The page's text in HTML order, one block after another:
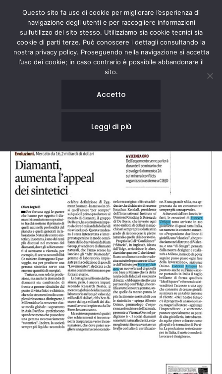
IL SOLE 24 ORE
Questo sito fa uso di cookie per migliorare l’esperienza di
navigazione degli utenti e per raccogliere informazioni
sull’utilizzo del sito stesso. Utilizziamo sia cookie tecnici sia
cookie di parti terze. Può conoscere i dettagli consultando la
nostra privacy policy. Proseguendo nella navigazione si accetta
l’uso dei cookie; in caso contrario è possibile abbandonare il
sito.
Accetto
Leggi di più